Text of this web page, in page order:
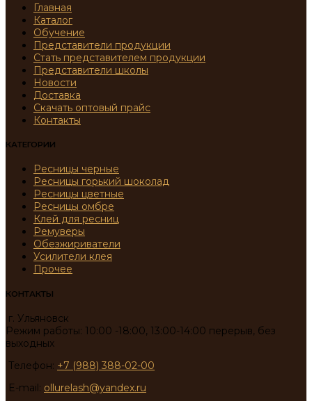
Главная
Каталог
Обучение
Представители продукции
Стать представителем продукции
Представители школы
Новости
Доставка
Скачать оптовый прайс
Контакты
КАТЕГОРИИ
Ресницы черные
Ресницы горький шоколад
Ресницы цветные
Ресницы омбре
Клей для ресниц
Ремуверы
Обезжириватели
Усилители клея
Прочее
КОНТАКТЫ
г. Ульяновск
Режим работы: 10:00 -18:00, 13:00-14:00 перерыв, без
выходных
Телефон: +7 (988) 388-02-00
E-mail: ollurelash@yandex.ru